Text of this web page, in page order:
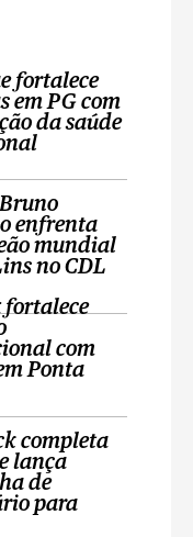
fortalece
em PG com
da saúde
enfrenta
mundial
no CDL
fortalece
com
Ponta
completa
lança
de
para